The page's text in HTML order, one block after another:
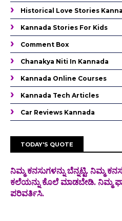
Historical Love Stories
Kannada Stories For Kids
Comment Box
Chanakya Niti In Kannada
Kannada Online Courses
Kannada Tech Articles
Car Reviews Kannada
TODAY'S QUOTE
ನಿಮ್ಮ ಕನಸುಗಳನ್ನು ಬೆನ್ನಟ್ಟಿ. ನಿಮ್ಮ
ಕಲೆಯನ್ನು ಕೊಲೆ ಮಾಡಬೇಡಿ. ನಿಮ್ಮ
ಪರಿವರ್ತಿಸಿ.